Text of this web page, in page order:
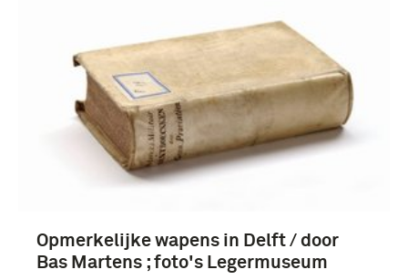
Opmerkelijke wapens in Delft / door
Bas Martens ; foto's Legermuseum